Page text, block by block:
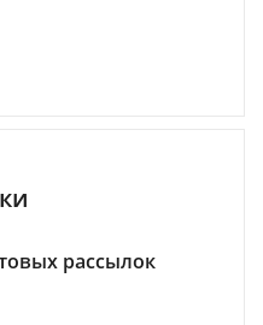
рассылок